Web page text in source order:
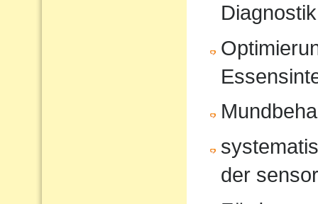
Diagnostik
der